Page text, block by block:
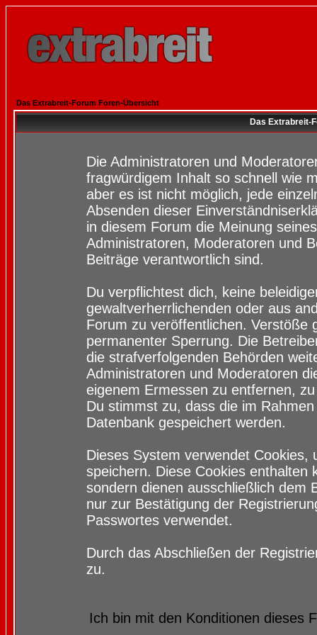
Das Extrabreit-Forum Foren-Übersicht
Das Extrabreit-
Die Administratoren und
fragwürdigem Inhalt so schnell wie
aber es ist nicht möglich, jede
Absenden dieser
in diesem Forum die Meinung
Administratoren, Moderatoren und
Beiträge verantwortlich sind.
Du verpflichtest dich, keine
gewaltverherrlichenden oder aus
Forum zu veröffentlichen. Verstöße
permanenter Sperrung. Die
die strafverfolgenden Behörden
Administratoren und Moderatoren
eigenem Ermessen zu entfernen,
Du stimmst zu, dass die im
Datenbank gespeichert werden.
Dieses System verwendet
speichern. Diese Cookies enthalten
sondern dienen ausschließlich dem
nur zur Bestätigung der
Passwortes verwendet.
Durch das Abschließen der
zu.
Ich bin mit den Konditionen dieses